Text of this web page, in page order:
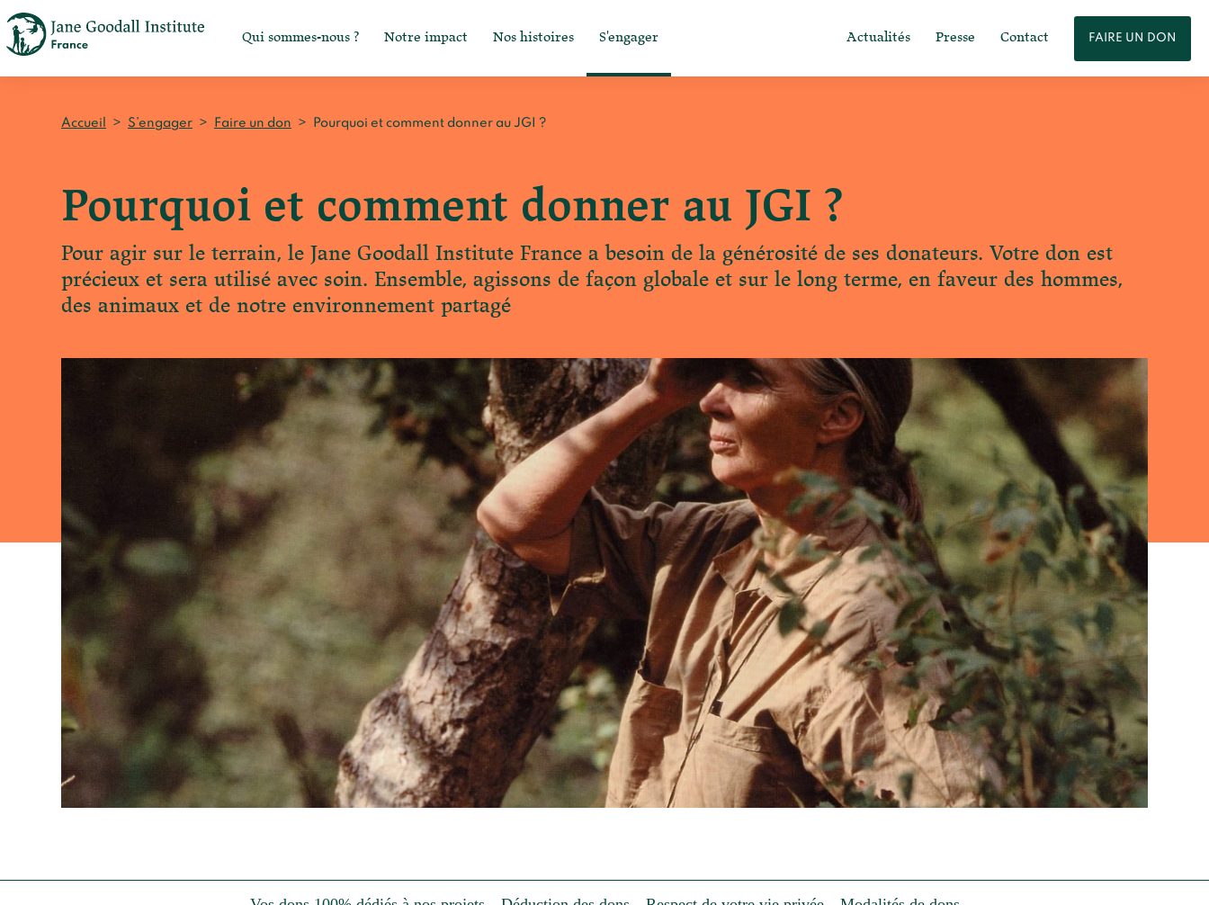
Qui sommes-nous ? Notre impact Nos histoires S'engager Actualités Presse Contact FAIRE UN DON
Accueil > S’engager > Faire un don > Pourquoi et comment donner au JGI ?
Pourquoi et comment donner au JGI ?
Pour agir sur le terrain, le Jane Goodall Institute France a besoin de la générosité de ses donateurs. Votre don est
précieux et sera utilisé avec soin. Ensemble, agissons de façon globale et sur le long terme, en faveur des hommes,
des animaux et de notre environnement partagé